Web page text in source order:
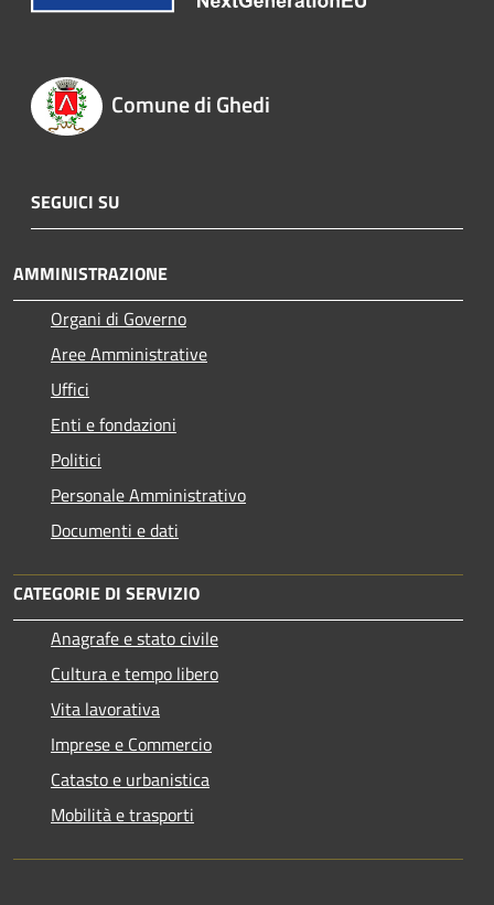
Comune di Ghedi
SEGUICI SU
AMMINISTRAZIONE
Organi di Governo
Aree Amministrative
Uffici
Enti e fondazioni
Politici
Personale Amministrativo
Documenti e dati
CATEGORIE DI SERVIZIO
Anagrafe e stato civile
Cultura e tempo libero
Vita lavorativa
Imprese e Commercio
Catasto e urbanistica
Mobilità e trasporti